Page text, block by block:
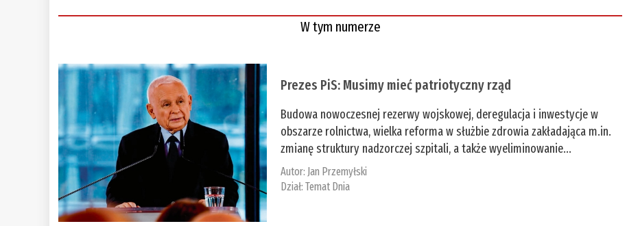
W tym numerze
Prezes PiS: Musimy mieć patriotyczny rząd
Budowa nowoczesnej rezerwy wojskowej, deregulacja i inwestycje w
obszarze rolnictwa, wielka reforma w służbie zdrowia zakładająca m.in.
zmianę struktury nadzorczej szpitali, a także wyeliminowanie...
Autor: Jan Przemyłski
Dział:Temat Dnia